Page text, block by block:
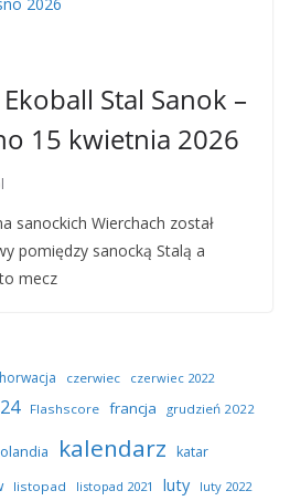
Stal Sanok –
15 kwietnia 2026
sanockich Wierchach został
pomiędzy sanocką Stalą a
mecz
czerwiec
czerwiec 2022
Flashscore francja grudzień 2022
kalendarz katar
listopad listopad 2021 luty
luty 2022